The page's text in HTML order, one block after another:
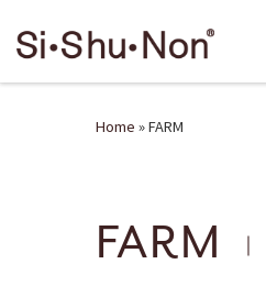
Skip to content
Home »FARM
FARM